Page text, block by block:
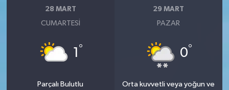
28 MART
CUMARTESI
1 °
Parçalı Bulutlu
29 MART
PAZAR
0°
Orta kuvvetli veya yoğun ve